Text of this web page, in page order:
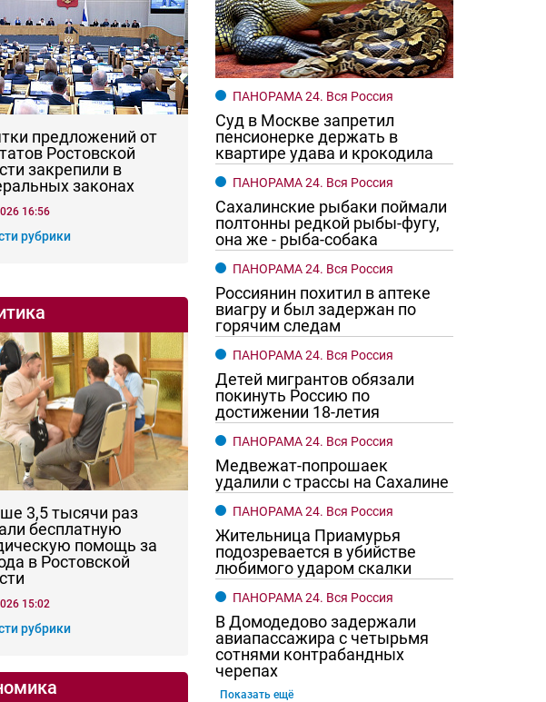
Чего хотят женщины? Ростовчане смотрите в оба
предложений от
Ростовской
закрепили в
законах
16:56
рубрики
3,5 тысячи раз
бесплатную
помощь за
в Ростовской
15:02
рубрики
ПАНОРАМА 24. Вся Россия
Суд в Москве запретил
пенсионерке держать в
квартире удава и крокодила
ПАНОРАМА 24. Вся Россия
Сахалинские рыбаки поймали
полтонны редкой рыбы-фугу,
она же - рыба-собака
ПАНОРАМА 24. Вся Россия
Россиянин похитил в аптеке
виагру и был задержан по
горячим следам
ПАНОРАМА 24. Вся Россия
Детей мигрантов обязали
покинуть Россию по
достижении 18-летия
ПАНОРАМА 24. Вся Россия
Медвежат-попрошаек
удалили с трассы на Сахалине
ПАНОРАМА 24. Вся Россия
Жительница Приамурья
подозревается в убийстве
любимого ударом скалки
ПАНОРАМА 24. Вся Россия
В Домодедово задержали
авиапассажира с четырьмя
сотнями контрабандных
черепах
Показать ещё